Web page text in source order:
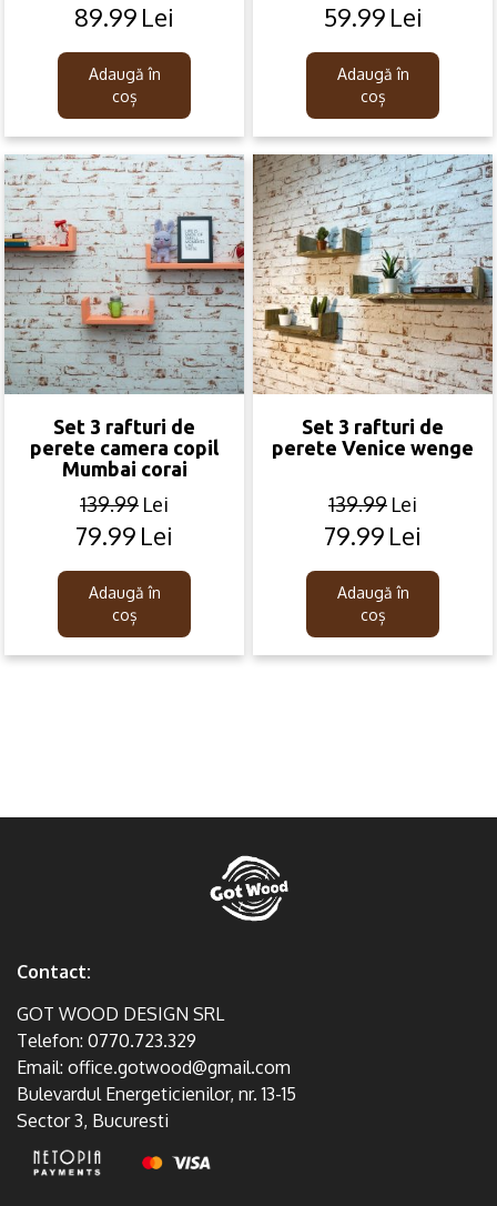
Original
was:
159.99lei.
89.99 Lei
Current
is:
89.99lei.
Adaugă în
coș
Original
was:
99.99lei.
59.99 Lei
Current
is:
59.99lei.
Adaugă în
coș
Set 3 rafturi de
perete camera copil
Mumbai corai
139.99 Lei
Original
was:
139.99lei.
79.99 Lei
Current
is:
79.99lei.
Adaugă în
coș
Set 3 rafturi de
perete Venice wenge
139.99 Lei
Original
was:
139.99lei.
79.99 Lei
Current
is:
79.99lei.
Adaugă în
coș
Contact:
GOT WOOD DESIGN SRL
Telefon: 0770.723.329
Email: office.gotwood@gmail.com
Bulevardul Energeticienilor, nr. 13-15
Sector 3, Bucuresti